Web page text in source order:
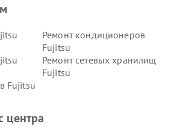
Ремонт кондиционеров
Fujitsu
Ремонт сетевых хранилищ
Fujitsu
Fujitsu
центра